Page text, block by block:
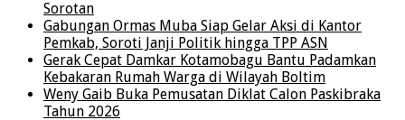
Sorotan
Gabungan Ormas Muba Siap Gelar Aksi di Kantor
Pemkab, Soroti Janji Politik hingga TPP ASN
Gerak Cepat Damkar Kotamobagu Bantu Padamkan
Kebakaran Rumah Warga di Wilayah Boltim
Weny Gaib Buka Pemusatan Diklat Calon Paskibraka
Tahun 2026